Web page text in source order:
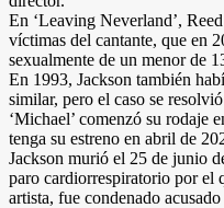
En ‘Leaving Neverland’,
víctimas del cantante, que en
sexualmente de un menor de
En 1993, Jackson también
similar, pero el caso se
‘Michael’ comenzó su rodaje
tenga su estreno en abril de
Jackson murió el 25 de junio
paro cardiorrespiratorio por el
artista, fue condenado